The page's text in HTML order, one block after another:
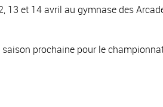
13 et 14 avril au gymnase des
prochaine pour le